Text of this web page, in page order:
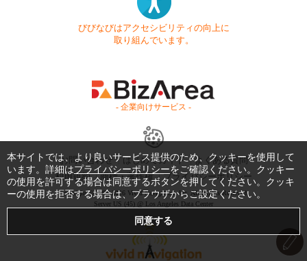
びびなびはアクセシビリティの向上に
取り組んでいます。
- 企業向けサービス -
お問い合わせ はじめてガイド
よくある質問
利用規約
商標・著作権 プライバシーポリシー
Copyright © 1999-2026 Vivid Navigation, Inc. All Rights Reserved.
Server US (45) @ Los Angeles Data Center
本サイトでは、より良いサービス提供のため、クッキーを使用して
います。詳細はプライバシーポリシーをご確認ください。クッキー
の使用を許可する場合は同意するボタンを押してください。クッキ
ーの使用を拒否する場合は、ブラウザからご設定ください。